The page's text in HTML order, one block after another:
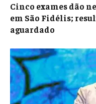
Cinco exames dão
em São Fidélis;
aguardado